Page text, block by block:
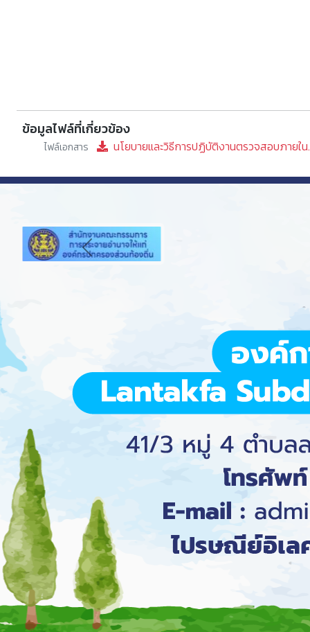
ข้อมูลไฟล์ที่เกี่ยวข้อง
ไฟล์เอกสาร นโยบายและวิธีการปฏิบัติงานตรวจสอบภายใ
Previous